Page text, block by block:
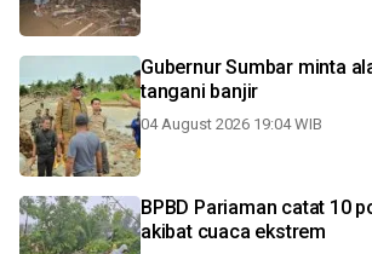
Gubernur Sumbar minta
tangani banjir
04 August 2026 19:04 WIB
BPBD Pariaman catat 10
akibat cuaca ekstrem